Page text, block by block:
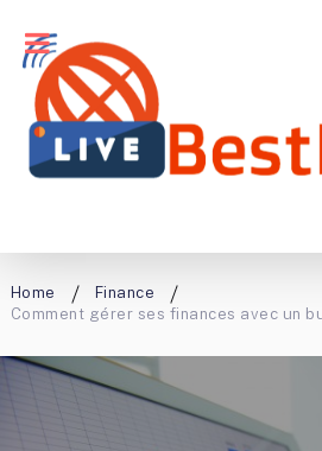
Home
Finance
Comment gérer ses finances avec un